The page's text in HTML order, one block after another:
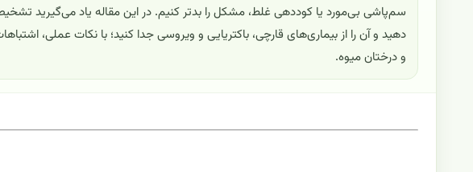
سم‌پاشی بی‌مورد یا کوددهی غلط، مشکل را بدتر کنیم. در این مقاله یاد می‌گیرید
دهید و آن را از بیماری‌های قارچی، باکتریایی و ویروسی جدا کنید؛ با نکات عملی،
و درختان میوه.